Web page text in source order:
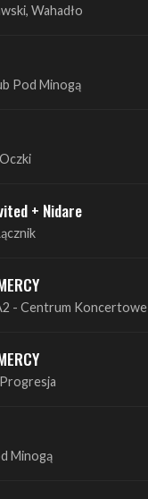
Wahadło
Pod Minogą
+ Nidare
- Centrum Koncertowe
Minogą